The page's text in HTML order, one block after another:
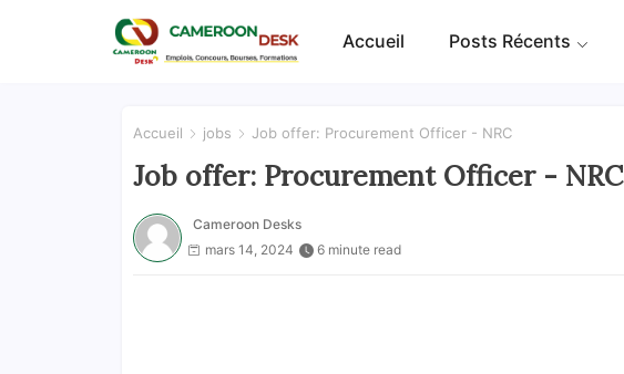
Accueil Posts Récents
Accueil jobs Job offer: Procurement Officer - NRC
Job offer: Procurement Officer - NRC
Cameroon Desks
mars 14, 2024
6 minute read